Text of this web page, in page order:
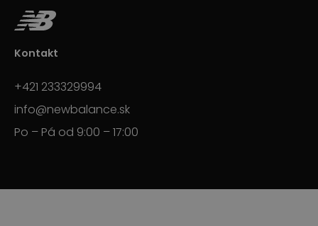
Kontakt
+421 233329994
info@newbalance.sk
Po – Pá od 9:00 – 17:00